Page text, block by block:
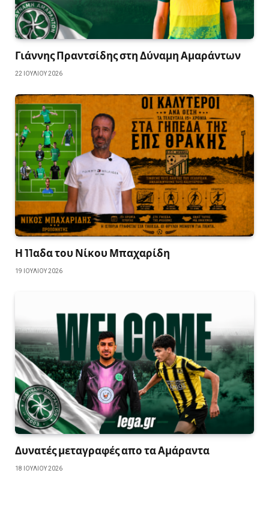
Γιάννης Πραντσίδης στη Δύναμη Αμαράντων
22 ΙΟΥΛΊΟΥ 2026
Η 11αδα του Νίκου Μπαχαρίδη
19 ΙΟΥΛΊΟΥ 2026
Δυνατές μεταγραφές απο τα Αμάραντα
18 ΙΟΥΛΊΟΥ 2026